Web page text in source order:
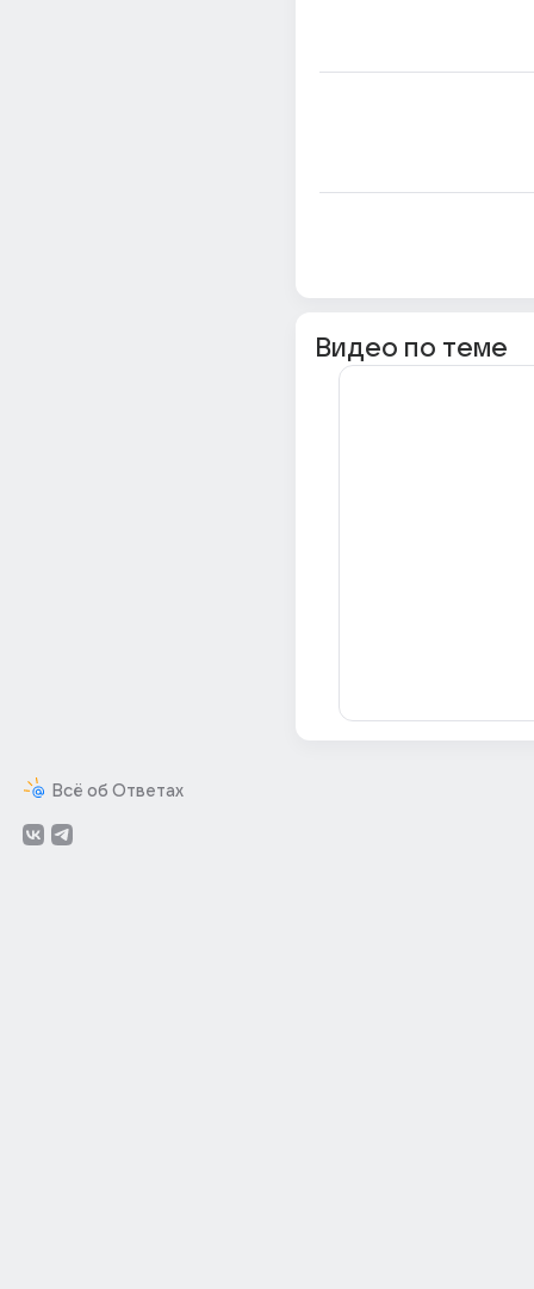
Всё об Ответах
Видео по теме